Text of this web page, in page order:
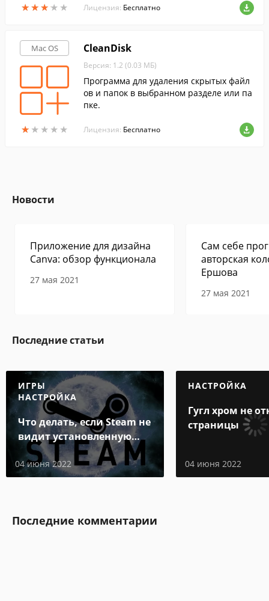
★★★★ ★
★★★★ ★ Лицензия: Бесплатно
Mac OS
★ ★ ★ ★ ★
★ ★ ★ ★ ★
CleanDisk
Версия: 1.2 (0.03 МБ)
Программа для удаления скрытых файл
ов и папок в выбранном разделе или па
пке.
Лицензия: Бесплатно
Новости
Приложение для дизайна
Canva: обзор функционала
27 мая 2021
Сам себе
авторская
Ершова
27 мая 2021
Последние статьи
ИГРЫ
НАСТРОЙКА
Что делать, если Steam не
видит установленную
игру
04 июня 2022
НАСТРОЙКА
Гугл хром не
страницы
04 июня 2022
Последние комментарии